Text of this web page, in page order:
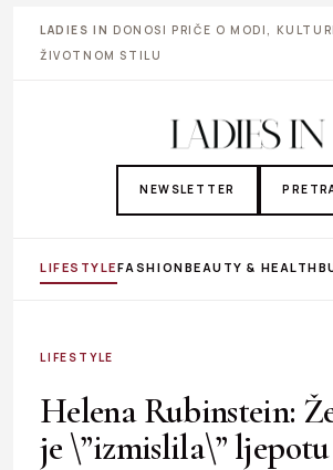
LADIES IN DONOSI PRIČE O MODI,
ŽIVOTNOM STILU
NEWSLETTER
LIFESTYLEFASHIONBEAUTY & HEALTH
LIFESTYLE
Helena Rubinstein:
je \”izmislila\” ljepotu